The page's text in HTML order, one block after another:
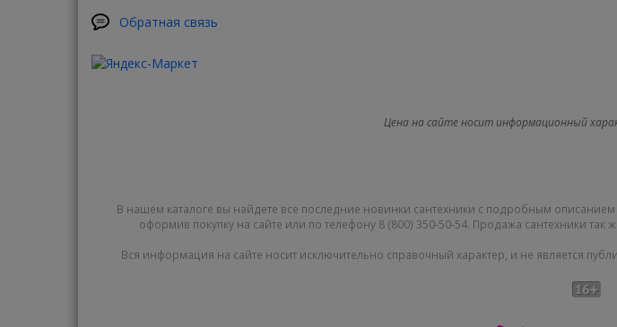
Обратная связь
Цена на сайте носит информационный
В нашем каталоге вы найдете все последние новинки сантехники с подробным
оформив покупку на сайте или по телефону 8 (800) 350-50-54. Продажа сантехники
Вся информация на сайте носит исключительно справочный характер, и не является